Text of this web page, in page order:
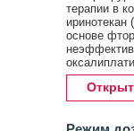
терапии в
основе